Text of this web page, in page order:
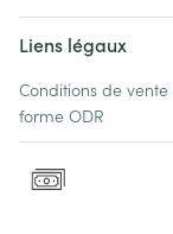
Liens légaux
Conditions de vente
forme ODR